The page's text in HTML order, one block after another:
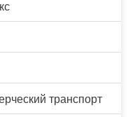
транспорт